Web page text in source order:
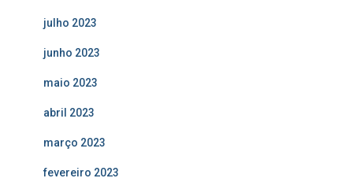
julho 2023
junho 2023
maio 2023
abril 2023
março 2023
fevereiro 2023